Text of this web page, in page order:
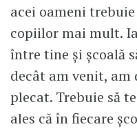
acei oameni
copiilor mai mult.
între tine și școală
decât am venit,
plecat. Trebuie să
ales că în fiecare